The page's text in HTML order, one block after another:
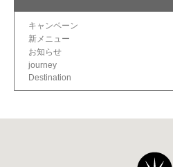
キャンペーン
新メニュー
お知らせ
journey
Destination